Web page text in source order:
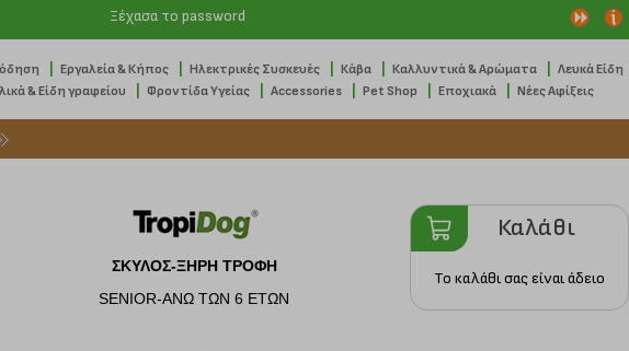
Ξέχασα το password
Εργαλεία & Κήπος Ηλεκτρικές Συσκευές Κάβα Καλλυντικά & Αρώματα Λευκά Είδη
& Είδη γραφείου Φροντίδα Υγείας Accessories Pet Shop Εποχιακά Νέες Αφίξεις
ΣΚΥΛΟΣ-ΞΗΡΗ ΤΡΟΦΗ
SENIOR-ΑΝΩ ΤΩΝ 6 ΕΤΩΝ
Καλάθι
Το καλάθι σας είναι άδειο